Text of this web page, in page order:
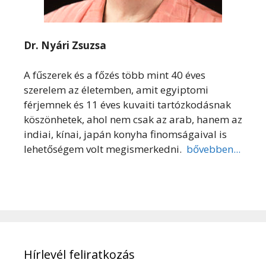
Dr. Nyári Zsuzsa
A fűszerek és a főzés több mint 40 éves
szerelem az életemben, amit egyiptomi
férjemnek és 11 éves kuvaiti tartózkodásnak
köszönhetek, ahol nem csak az arab, hanem az
indiai, kínai, japán konyha finomságaival is
lehetőségem volt megismerkedni. bővebben...
Hírlevél feliratkozás